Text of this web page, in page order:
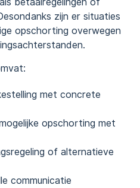
zijn er situaties
opschorting overwegen
met concrete
opschorting met
of alternatieve
communicatie